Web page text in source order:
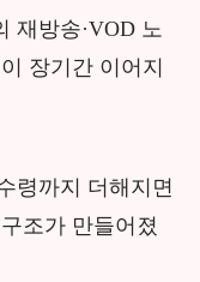
재방송·VOD 노
장기간 이어지
령까지 더해지면
조가 만들어졌